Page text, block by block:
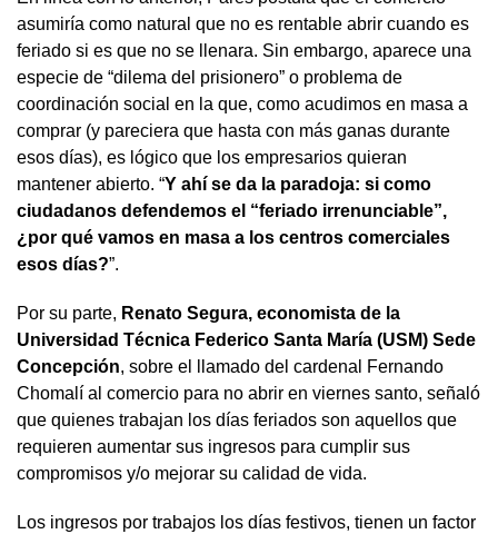
asumiría como natural que no es rentable abrir cuando es
feriado si es que no se llenara. Sin embargo, aparece una
especie de “dilema del prisionero” o problema de
coordinación social en la que, como acudimos en masa a
comprar (y pareciera que hasta con más ganas durante
esos días), es lógico que los empresarios quieran
mantener abierto. “Y ahí se da la paradoja: si como
ciudadanos defendemos el “feriado irrenunciable”,
¿por qué vamos en masa a los centros comerciales
esos días?”.
Por su parte, Renato Segura, economista de la
Universidad Técnica Federico Santa María (USM) Sede
Concepción, sobre el llamado del cardenal Fernando
Chomalí al comercio para no abrir en viernes santo, señaló
que quienes trabajan los días feriados son aquellos que
requieren aumentar sus ingresos para cumplir sus
compromisos y/o mejorar su calidad de vida.
Los ingresos por trabajos los días festivos, tienen un factor